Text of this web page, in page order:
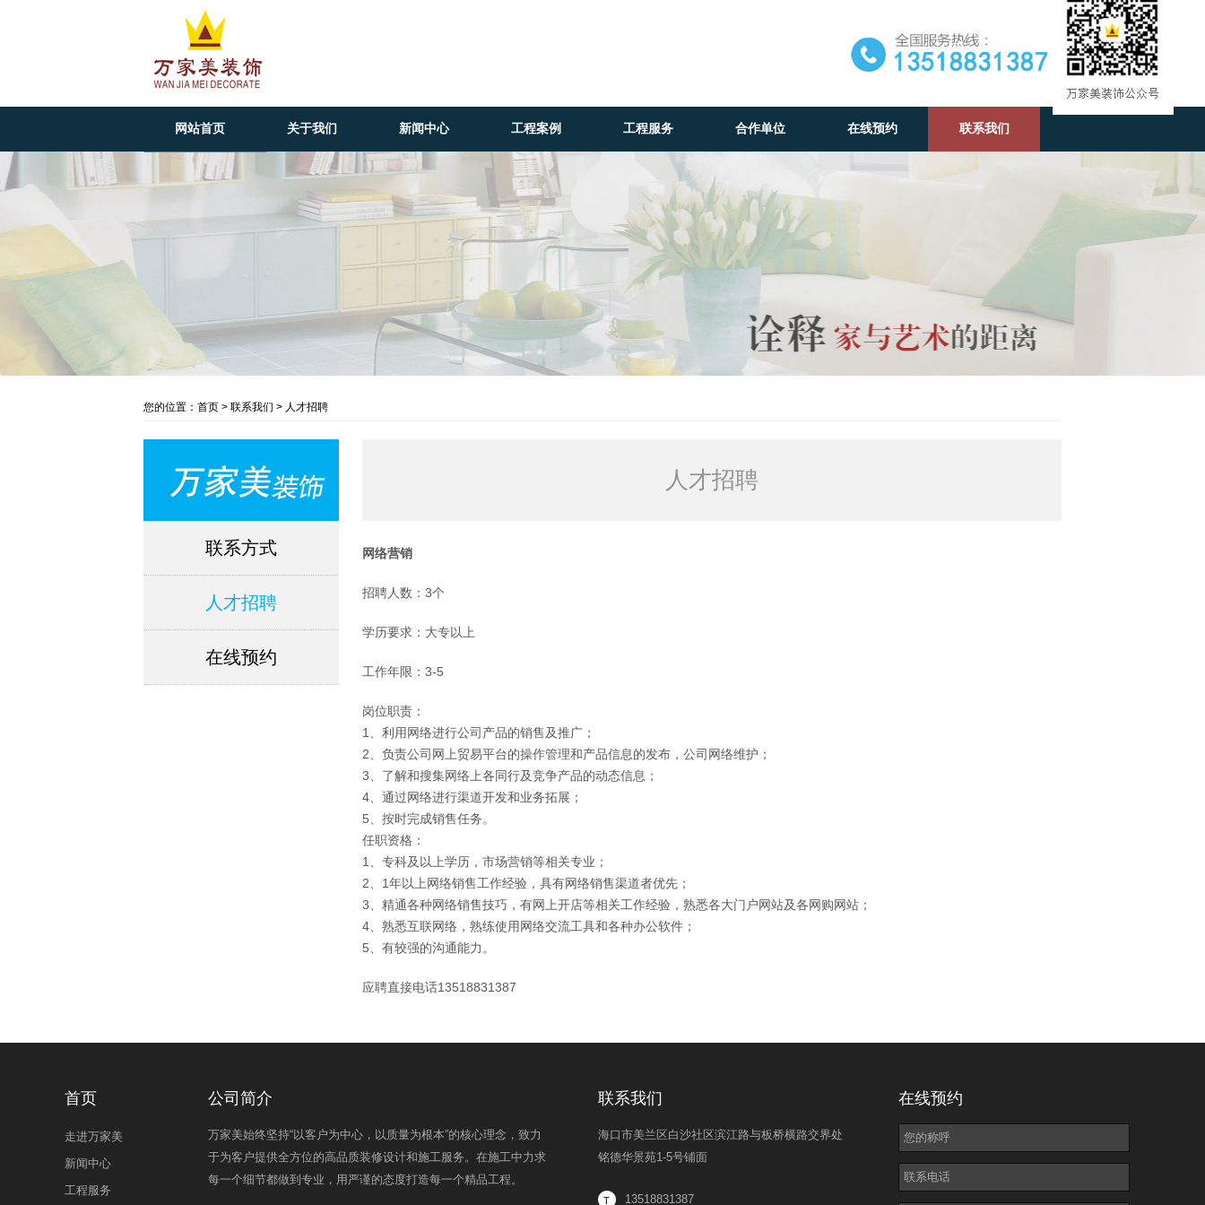
网站首页 关于我们 新闻中心 工程案例 工程服务 合作单位 在线预约 联系我们
您的位置：首页 > 联系我们 > 人才招聘
联系方式
人才招聘
在线预约
人才招聘
网络营销
招聘人数：3个
学历要求：大专以上
工作年限：3-5
岗位职责：
1、利用网络进行公司产品的销售及推广；
2、负责公司网上贸易平台的操作管理和产品信息的发布，公司网络维护；
3、了解和搜集网络上各同行及竞争产品的动态信息；
4、通过网络进行渠道开发和业务拓展；
5、按时完成销售任务。
任职资格：
1、专科及以上学历，市场营销等相关专业；
2、1年以上网络销售工作经验，具有网络销售渠道者优先；
3、精通各种网络销售技巧，有网上开店等相关工作经验，熟悉各大门户网站及各网购网站；
4、熟悉互联网络，熟练使用网络交流工具和各种办公软件；
5、有较强的沟通能力。
应聘直接电话13518831387
首页
走进万家美
新闻中心
工程服务
公司简介
万家美始终坚持“以客户为中心，以质量为根本”的核心理念，致力
于为客户提供全方位的高品质装修设计和施工服务。在施工中力求
每一个细节都做到专业，用严谨的态度打造每一个精品工程。
联系我们
海口市美兰区白沙社区滨江路与板桥横路交界处
铭德华景苑1-5号铺面
13518831387
在线预约